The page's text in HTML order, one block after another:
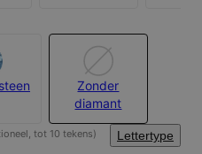
Zonder
diamant
tot 10 tekens) Lettertype